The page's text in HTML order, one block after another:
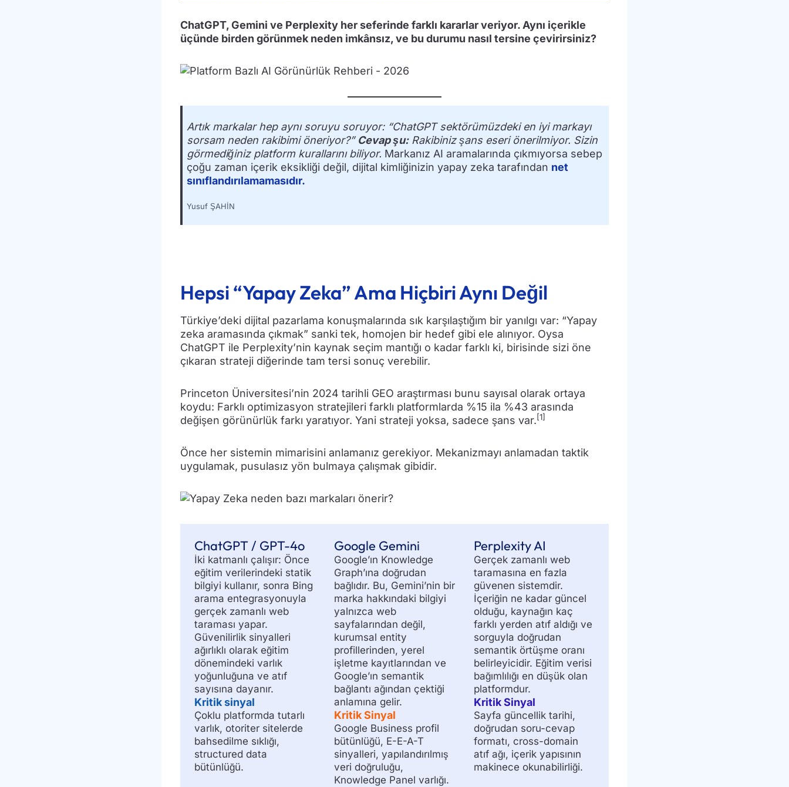
ChatGPT, Gemini ve Perplexity her seferinde farklı kararlar veriyor. Aynı içerikle
üçünde birden görünmek neden imkânsız, ve bu durumu nasıl tersine çevirirsiniz?
Artık markalar hep aynı soruyu soruyor: “ChatGPT sektörümüzdeki en iyi markayı
sorsam neden rakibimi öneriyor?”Cevap şu:Rakibiniz şans eseri önerilmiyor. Sizin
görmediğiniz platform kurallarını biliyor. Markanız AI aramalarında çıkmıyorsa sebep
çoğu zaman içerik eksikliği değil, dijital kimliğinizin yapay zeka tarafından net
sınıflandırılamamasıdır.
Yusuf ŞAHİN
Hepsi “Yapay Zeka” Ama Hiçbiri Aynı Değil
Türkiye’deki dijital pazarlama konuşmalarında sık karşılaştığım bir yanılgı var: “Yapay
zeka aramasında çıkmak” sanki tek, homojen bir hedef gibi ele alınıyor. Oysa
ChatGPT ile Perplexity’nin kaynak seçim mantığı o kadar farklı ki, birisinde sizi öne
çıkaran strateji diğerinde tam tersi sonuç verebilir.
Princeton Üniversitesi’nin 2024 tarihli GEO araştırması bunu sayısal olarak ortaya
koydu: Farklı optimizasyon stratejileri farklı platformlarda %15 ila %43 arasında
değişen görünürlük farkı yaratıyor. Yani strateji yoksa, sadece şans var.[1]
Önce her sistemin mimarisini anlamanız gerekiyor. Mekanizmayı anlamadan taktik
uygulamak, pusulasız yön bulmaya çalışmak gibidir.
ChatGPT / GPT-4o
İki katmanlı çalışır: Önce
eğitim verilerindeki statik
bilgiyi kullanır, sonra Bing
arama entegrasyonuyla
gerçek zamanlı web
taraması yapar.
Güvenilirlik sinyalleri
ağırlıklı olarak eğitim
dönemindeki varlık
yoğunluğuna ve atıf
sayısına dayanır.
Kritik sinyal
Çoklu platformda tutarlı
varlık, otoriter sitelerde
bahsedilme sıklığı,
structured data
bütünlüğü.
Google Gemini
Google’ın Knowledge
Graph’ına doğrudan
bağlıdır. Bu, Gemini’nin bir
marka hakkındaki bilgiyi
yalnızca web
sayfalarından değil,
kurumsal entity
profillerinden, yerel
işletme kayıtlarından ve
Google’ın semantik
bağlantı ağından çektiği
anlamına gelir.
Kritik Sinyal
Google Business profil
bütünlüğü, E-E-A-T
sinyalleri, yapılandırılmış
veri doğruluğu,
Knowledge Panel varlığı.
Perplexity AI
Gerçek zamanlı web
taramasına en fazla
güvenen sistemdir.
İçeriğin ne kadar güncel
olduğu, kaynağın kaç
farklı yerden atıf aldığı ve
sorguyla doğrudan
semantik örtüşme oranı
belirleyicidir. Eğitim verisi
bağımlılığı en düşük olan
platformdur.
Kritik Sinyal
Sayfa güncellik tarihi,
doğrudan soru-cevap
formatı, cross-domain
atıf ağı, içerik yapısının
makinece okunabilirliği.